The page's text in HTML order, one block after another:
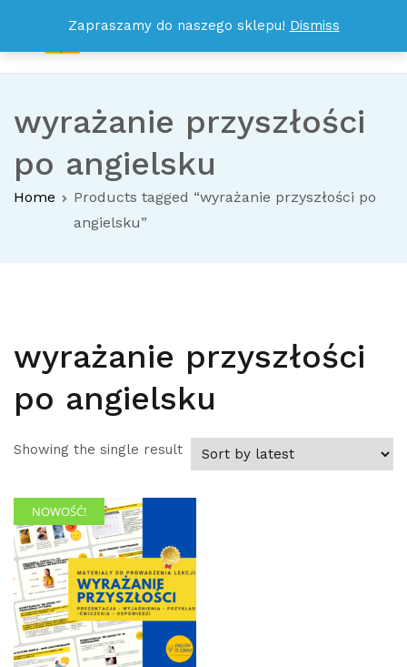
wyrażanie przyszłości
po angielsku
Home
Products tagged “wyrażanie przyszłości po
angielsku”
wyrażanie przyszłości
po angielsku
Showing the single result
NOWOŚĆ!
Zapraszamy do naszego sklepu! Dismiss